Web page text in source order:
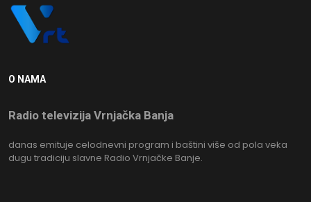
O NAMA
Radio televizija Vrnjačka Banja
danas emituje celodnevni program i baštini više od pola veka
dugu tradiciju slavne Radio Vrnjačke Banje.